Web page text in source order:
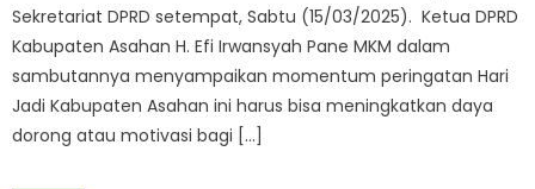
Sekretariat DPRD setempat, Sabtu (15/03/2025). Ketua DPRD
Kabupaten Asahan H. Efi Irwansyah Pane MKM dalam
sambutannya menyampaikan momentum peringatan Hari
Jadi Kabupaten Asahan ini harus bisa meningkatkan daya
dorong atau motivasi bagi […]